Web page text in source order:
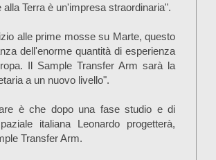
Terra è un'impresa straordinaria".
alle prime mosse su Marte, questo
dell'enorme quantità di esperienza
Il Sample Transfer Arm sarà la
a un nuovo livello".
è che dopo una fase studio e di
italiana Leonardo progetterà,
Transfer Arm.